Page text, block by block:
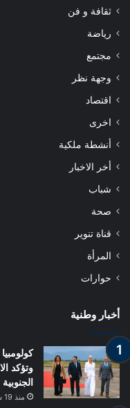
ثقافة و فن
رياضة
مجتمع
وجهة نظر
اقتصاد
اخرى
أنشطة ملكية
أخر الاخبار
شباب
صحة
قناة تنوير
المرأة
حوارات
أخبار وطنية
وتؤكد
الجنوبية
منذ 19 ساعة